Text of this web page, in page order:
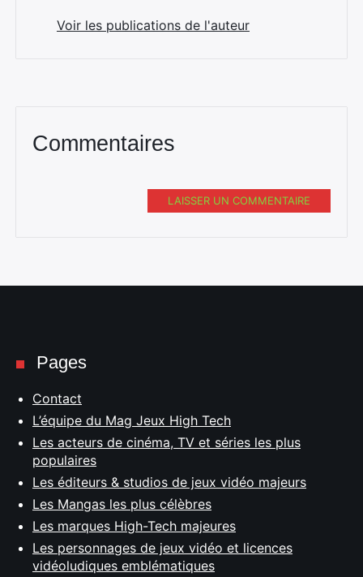
Voir les publications de l'auteur
Commentaires
LAISSER UN COMMENTAIRE
Pages
Contact
L’équipe du Mag Jeux High Tech
Les acteurs de cinéma, TV et séries les plus
populaires
Les éditeurs & studios de jeux vidéo majeurs
Les Mangas les plus célèbres
Les marques High-Tech majeures
Les personnages de jeux vidéo et licences
vidéoludiques emblématiques